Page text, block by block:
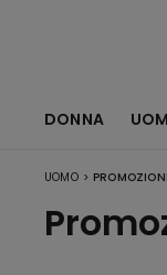
DONNA
UOMO > PROMOZIONI